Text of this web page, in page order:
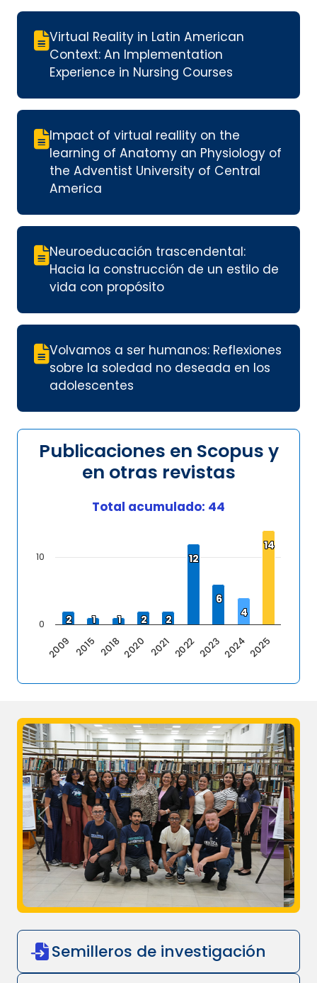
Virtual Reality in Latin American
Context: An Implementation
Experience in Nursing Courses
Impact of virtual reallity on the
learning of Anatomy an Physiology of
the Adventist University of Central
America
Neuroeducación trascendental:
Hacia la construcción de un estilo de
vida con propósito
Volvamos a ser humanos: Reflexiones
sobre la soledad no deseada en los
adolescentes
Publicaciones en Scopus y
en otras revistas
Total acumulado: 44
2
2 1
1 1
1 2
2 2
2
12
12
6
6
4
4
14
14
2009 2015 20182020 2021 2022202320242025
0
10
Semilleros de investigación
Previous Next